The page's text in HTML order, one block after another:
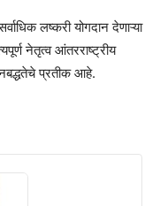
लष्करी योगदान देणाऱ्या
नेतृत्व आंतरराष्ट्रीय
प्रतीक आहे.